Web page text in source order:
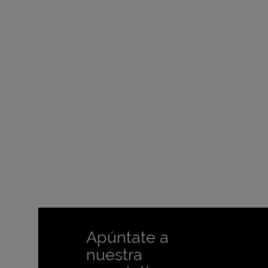
Apúntate a
nuestra